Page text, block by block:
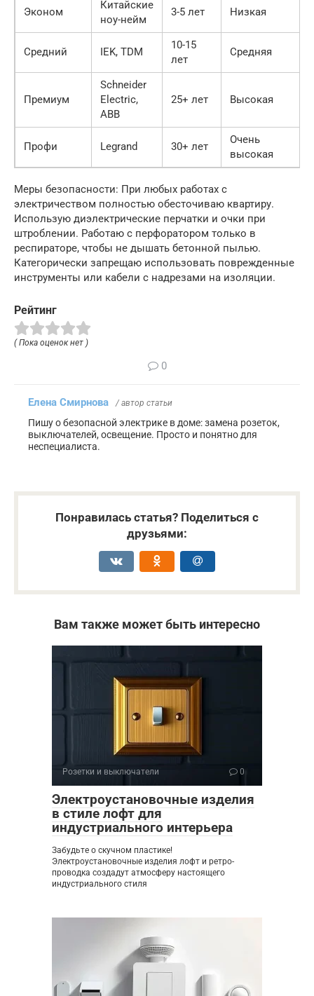
Эконом
Китайские
ноу-нейм
3-5 лет Низкая
Средний IEK, TDM
10-15
лет
Средняя
Премиум
Schneider
Electric,
ABB
25+ лет Высокая
Профи Legrand 30+ лет
Очень
высокая
Меры безопасности: При любых работах с
электричеством полностью обесточиваю квартиру.
Использую диэлектрические перчатки и очки при
штроблении. Работаю с перфоратором только в
респираторе, чтобы не дышать бетонной пылью.
Категорически запрещаю использовать поврежденные
инструменты или кабели с надрезами на изоляции.
Рейтинг
( Пока оценок нет )
0
Елена Смирнова / автор статьи
Пишу о безопасной электрике в доме: замена розеток,
выключателей, освещение. Просто и понятно для
неспециалиста.
Понравилась статья? Поделиться с
друзьями:
Вам также может быть интересно
Розетки и выключатели 0
Электроустановочные изделия
в стиле лофт для
индустриального интерьера
Забудьте о скучном пластике!
Электроустановочные изделия лофт и ретро-
проводка создадут атмосферу настоящего
индустриального стиля